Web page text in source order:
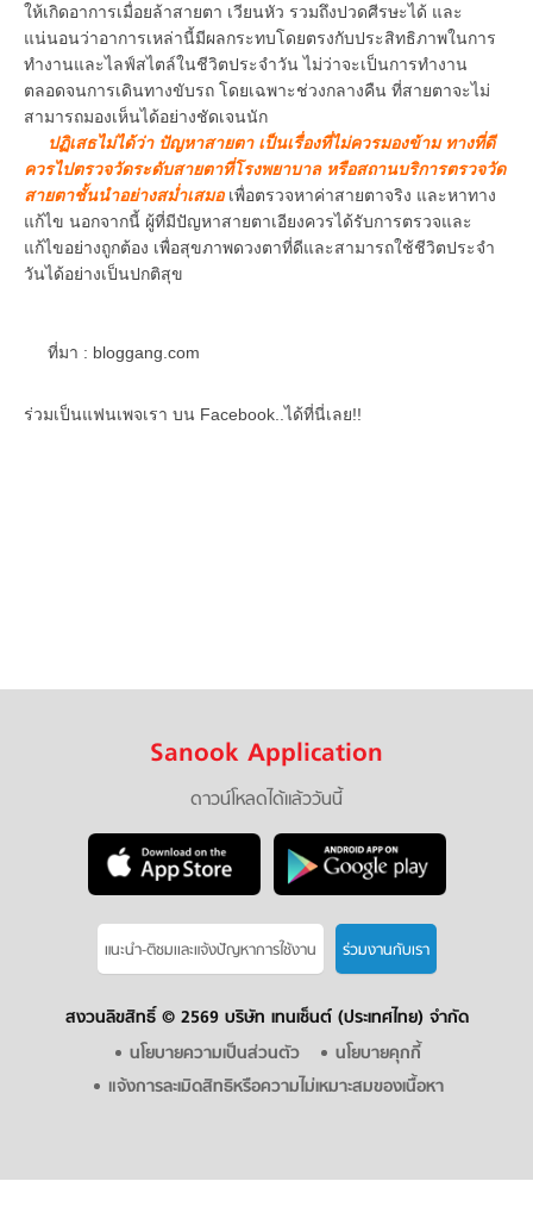
ให้เกิดอาการเมื่อยล้าสายตา เวียนหัว รวมถึงปวดศีรษะได้ และ
แน่นอนว่าอาการเหล่านี้มีผลกระทบโดยตรงกับประสิทธิภาพในการ
ทำงานและไลฟ์สไตล์ในชีวิตประจำวัน ไม่ว่าจะเป็นการทำงาน
ตลอดจนการเดินทางขับรถ โดยเฉพาะช่วงกลางคืน ที่สายตาจะไม่
สามารถมองเห็นได้อย่างชัดเจนนัก
ปฏิเสธไม่ได้ว่า ปัญหาสายตา เป็นเรื่องที่ไม่ควรมองข้าม ทางที่ดี
ควรไปตรวจวัดระดับสายตาที่โรงพยาบาล หรือสถานบริการตรวจวัด
สายตาชั้นนำอย่างสม่ำเสมอเพื่อตรวจหาค่าสายตาจริง และหาทาง
แก้ไข นอกจากนี้ ผู้ที่มีปัญหาสายตาเอียงควรได้รับการตรวจและ
แก้ไขอย่างถูกต้อง เพื่อสุขภาพดวงตาที่ดีและสามารถใช้ชีวิตประจำ
วันได้อย่างเป็นปกติสุข
ที่มา : bloggang.com
ร่วมเป็นแฟนเพจเรา บน Facebook..ได้ที่นี่เลย!!
Sanook Application
ดาวน์โหลดได้แล้ววันนี้
แนะนำ-ติชมเเละแจ้งปัญหาการใช้งาน ร่วมงานกับเรา
สงวนลิขสิทธิ์ © 2569 บริษัท เทนเซ็นต์ (ประเทศไทย) จำกัด
นโยบายความเป็นส่วนตัว
นโยบายคุกกี้
แจ้งการละเมิดสิทธิหรือความไม่เหมาะสมของเนื้อหา